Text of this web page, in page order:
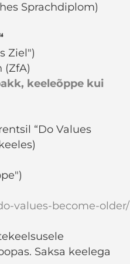
Sprachdiplom)
Ziel")
(ZfA)
keeleõppe kui
“Do Values
values-become-older/
Saksa keelega